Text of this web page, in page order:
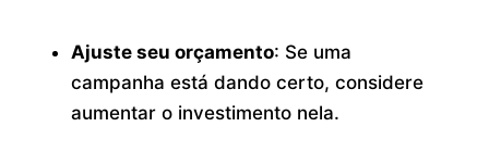
Ajuste seu orçamento: Se uma
campanha está dando certo, considere
aumentar o investimento nela.